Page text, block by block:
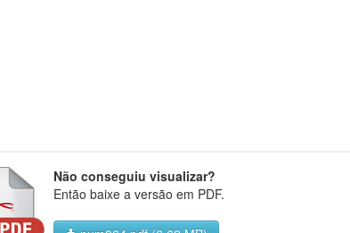
Não conseguiu visualizar?
Então baixe a versão em PDF.